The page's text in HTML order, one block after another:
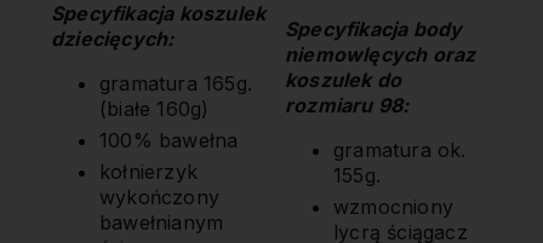
Specyfikacja koszulek
dziecięcych:
gramatura 165g.
(białe 160g)
100% bawełna
kołnierzyk
wykończony
bawełnianym
Specyfikacja body
niemowlęcych oraz
koszulek do
rozmiaru 98:
gramatura ok.
155g.
wzmocniony
lycrą ściągacz